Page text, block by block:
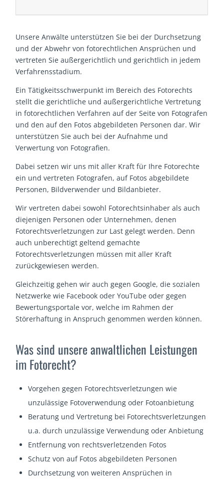
Unsere Anwälte unterstützen Sie bei der Durchsetzung
und der Abwehr von fotorechtlichen Ansprüchen und
vertreten Sie außergerichtlich und gerichtlich in jedem
Verfahrensstadium.
Ein Tätigkeitsschwerpunkt im Bereich des Fotorechts
stellt die gerichtliche und außergerichtliche Vertretung
in fotorechtlichen Verfahren auf der Seite von Fotografen
und den auf den Fotos abgebildeten Personen dar. Wir
unterstützen Sie auch bei der Aufnahme und
Verwertung von Fotografien.
Dabei setzen wir uns mit aller Kraft für Ihre Fotorechte
ein und vertreten Fotografen, auf Fotos abgebildete
Personen, Bildverwender und Bildanbieter.
Wir vertreten dabei sowohl Fotorechtsinhaber als auch
diejenigen Personen oder Unternehmen, denen
Fotorechtsverletzungen zur Last gelegt werden. Denn
auch unberechtigt geltend gemachte
Fotorechtsverletzungen müssen mit aller Kraft
zurückgewiesen werden.
Gleichzeitig gehen wir auch gegen Google, die sozialen
Netzwerke wie Facebook oder YouTube oder gegen
Bewertungsportale vor, welche im Rahmen der
Störerhaftung in Anspruch genommen werden können.
Was sind unsere anwaltlichen Leistungen
im Fotorecht?
Vorgehen gegen Fotorechtsverletzungen wie
unzulässige Fotoverwendung oder Fotoanbietung
Beratung und Vertretung bei Fotorechtsverletzungen
u.a. durch unzulässige Verwendung oder Anbietung
Entfernung von rechtsverletzenden Fotos
Schutz von auf Fotos abgebildeten Personen
Durchsetzung von weiteren Ansprüchen in